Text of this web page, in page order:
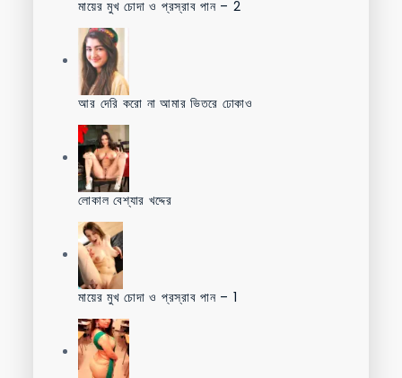
মায়ের মুখ চোদা ও প্রস্রাব পান – 2
আর দেরি করো না আমার ভিতরে ঢোকাও
লোকাল বেশ্যার খদ্দের
মায়ের মুখ চোদা ও প্রস্রাব পান – 1